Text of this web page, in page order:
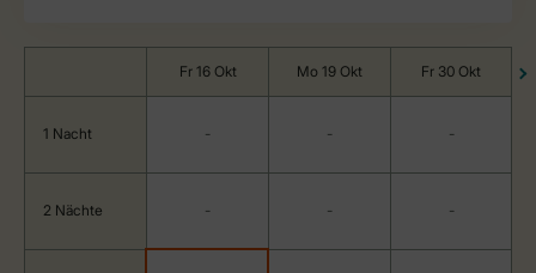
Fr 16 Okt Mo 19 Okt Fr 30 Okt
1 Nacht - - -
2 Nächte - - -